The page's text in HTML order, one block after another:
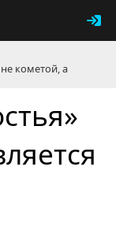
кометой, а